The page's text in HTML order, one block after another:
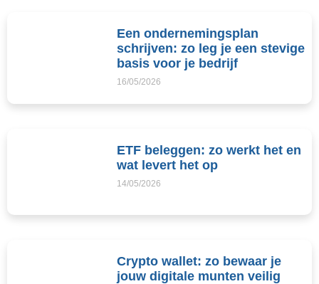
Een ondernemingsplan
schrijven: zo leg je een stevige
basis voor je bedrijf
16/05/2026
ETF beleggen: zo werkt het en
wat levert het op
14/05/2026
Crypto wallet: zo bewaar je
jouw digitale munten veilig